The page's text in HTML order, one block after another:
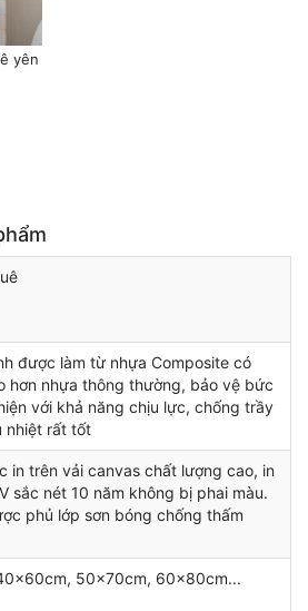
yên
được làm từ nhựa Composite có
hơn nhựa thông thường, bảo vệ bức
với khả năng chịu lực, chống trầy
nhiệt rất tốt
in trên vải canvas chất lượng cao, in
sắc nét 10 năm không bị phai màu.
phủ lớp sơn bóng chống thấm
50x70cm, 60x80cm...